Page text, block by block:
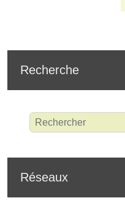
Recherche
Réseaux